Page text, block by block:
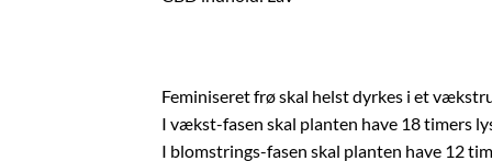
Feminiseret frø skal helst dyrkes i et
I vækst-fasen skal planten have 18 timers
I blomstrings-fasen skal planten have 12